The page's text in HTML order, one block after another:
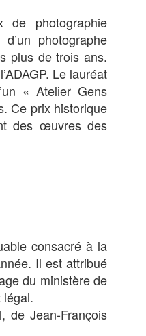
photographie
photographe
plus de trois ans.
Le lauréat
« Atelier Gens
Ce prix historique
des œuvres des
consacré à la
Il est attribué
du ministère de
de Jean-François
mortelle
cours de cette
désespéré pour